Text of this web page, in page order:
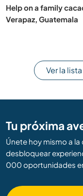
Language exchange
Sagunto, Spain
Ver la
Tu próxima
Únete hoy mismo a
desbloquear
000 oportunidades